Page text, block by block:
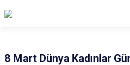
8 Mart Dünya Kadınlar